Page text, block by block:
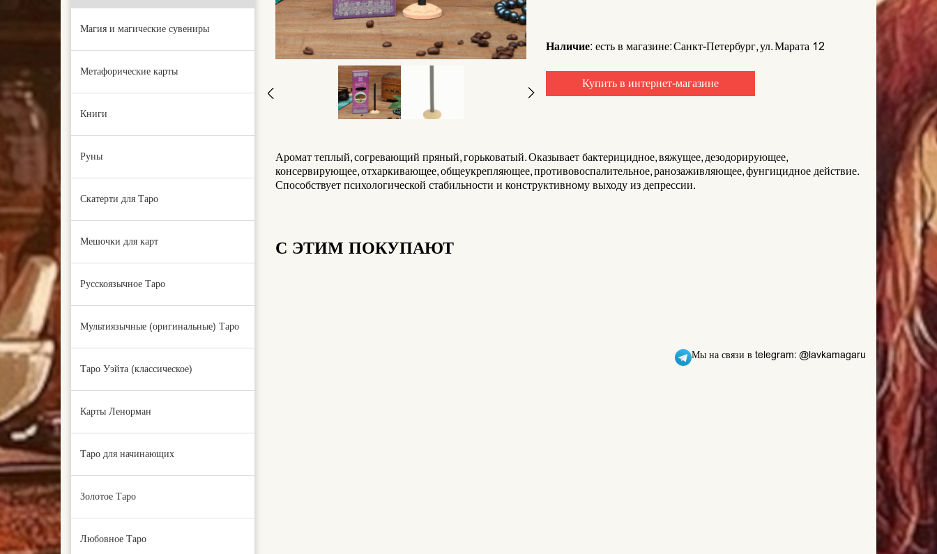
Магия и магические сувениры
Метафорические карты
Книги
Руны
Скатерти для Таро
Мешочки для карт
Русскоязычное Таро
Мультиязычные (оригинальные) Таро
Таро Уэйта (классическое)
Карты Ленорман
Таро для начинающих
Золотое Таро
Любовное Таро
Наличие: есть в магазине: Санкт-Петербург, ул. Марата 12
Купить в интернет-магазине
Аромат теплый, согревающий пряный, горьковатый. Оказывает бактерицидное, вяжущее, дезодорирующее,
консервирующее, отхаркивающее, общеукрепляющее, противовоспалительное, ранозаживляющее, фунгицидное действие.
Способствует психологической стабильности и конструктивному выходу из депрессии.
С ЭТИМ ПОКУПАЮТ
Мы на связи в telegram: @lavkamagaru